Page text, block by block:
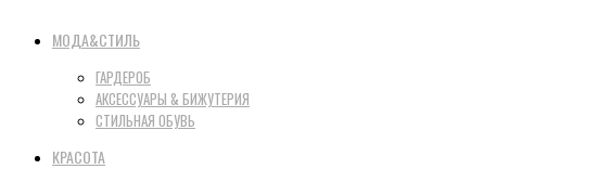
МОДА&СТИЛЬ
ГАРДЕРОБ
АКСЕССУАРЫ & БИЖУТЕРИЯ
СТИЛЬНАЯ ОБУВЬ
КРАСОТА